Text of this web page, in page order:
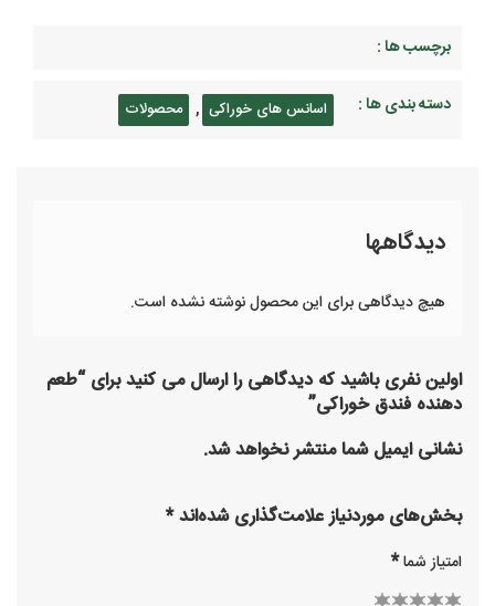
برچسب ها :
دسته بندی ها : اسانس های خوراکی , محصولات
دیدگاهها
هیچ دیدگاهی برای این محصول نوشته نشده است.
اولین نفری باشید که دیدگاهی را ارسال می کنید برای “طعم
دهنده فندق خوراکی”
نشانی ایمیل شما منتشر نخواهد شد.
بخش‌های موردنیاز علامت‌گذاری شده‌اند*
امتیاز شما*